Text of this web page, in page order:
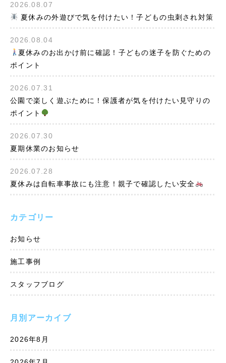
2026.08.07
夏休みの外遊びで気を付けたい！子どもの虫刺され対策
2026.08.04
夏休みのお出かけ前に確認！子どもの迷子を防ぐための
ポイント
2026.07.31
公園で楽しく遊ぶために！保護者が気を付けたい見守りの
ポイント
2026.07.30
夏期休業のお知らせ
2026.07.28
夏休みは自転車事故にも注意！親子で確認したい安全
カテゴリー
お知らせ
施工事例
スタッフブログ
月別アーカイブ
2026年8月